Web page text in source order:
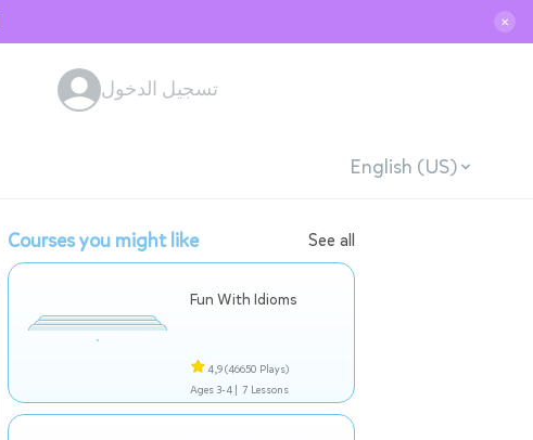
✕
تسجيل الدخول
English (US)
Courses you might like See all
Fun With Idioms
4,9(46650 Plays)
Ages 3-4 | 7 Lessons